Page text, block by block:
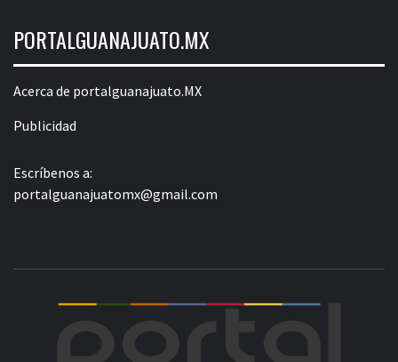
PORTALGUANAJUATO.MX
Acerca de portalguanajuato.MX
Publicidad
Escríbenos a:
portalguanajuatomx@gmail.com